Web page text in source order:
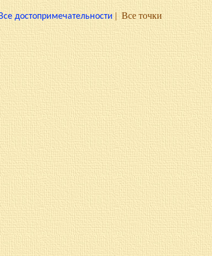
Все достопримечательности| Все точки